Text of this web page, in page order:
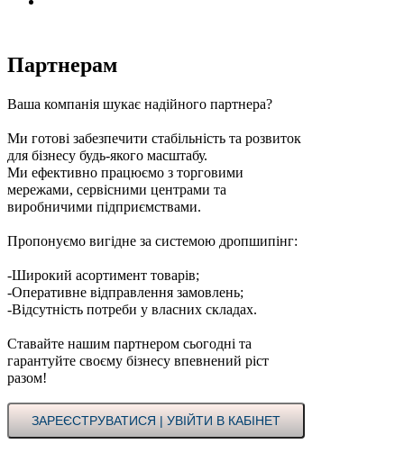
Партнерам
Ваша компанія шукає надійного партнера?
Ми готові забезпечити стабільність та розвиток
для бізнесу будь-якого масштабу.
Ми ефективно працюємо з торговими
мережами, сервісними центрами та
виробничими підприємствами.
Пропонуємо вигідне за системою дропшипінг:
-Широкий асортимент товарів;
-Оперативне відправлення замовлень;
-Відсутність потреби у власних складах.
Ставайте нашим партнером сьогодні та
гарантуйте своєму бізнесу впевнений ріст
разом!
ЗАРЕЄСТРУВАТИСЯ | УВІЙТИ В КАБІНЕТ